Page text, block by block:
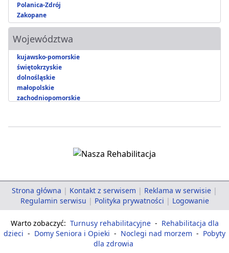
Polanica-Zdrój
Zakopane
Województwa
kujawsko-pomorskie
świętokrzyskie
dolnośląskie
małopolskie
zachodniopomorskie
Strona główna | Kontakt z serwisem | Reklama w serwisie |
Regulamin serwisu | Polityka prywatności | Logowanie
Warto zobaczyć: Turnusy rehabilitacyjne - Rehabilitacja dla
dzieci - Domy Seniora i Opieki - Noclegi nad morzem - Pobyty
dla zdrowia